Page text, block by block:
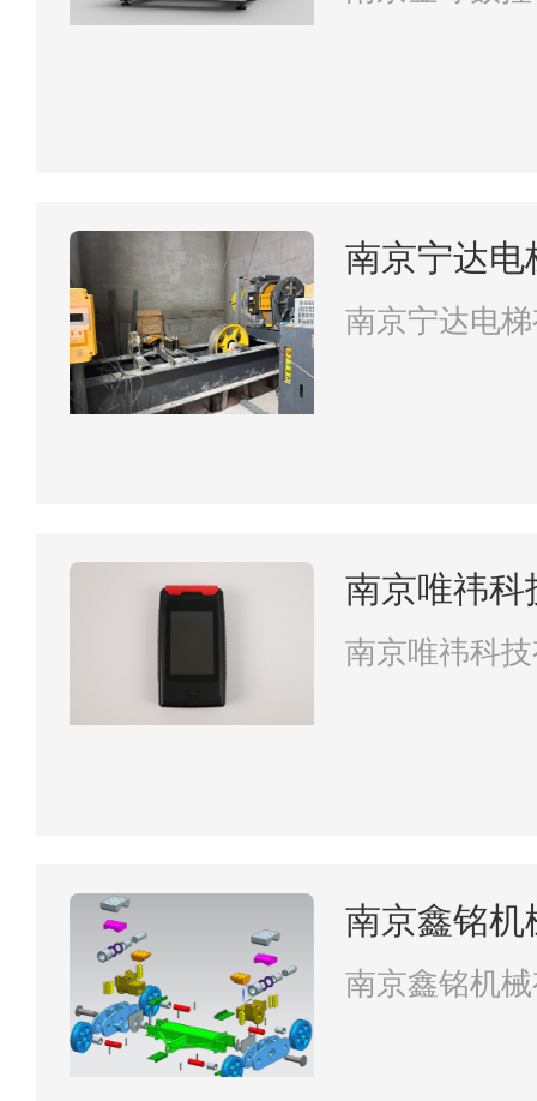
南京宁达电
南京宁达电
南京唯祎科
南京唯祎科
南京鑫铭机
南京鑫铭机